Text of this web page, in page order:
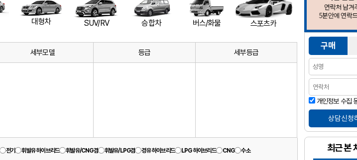
구매
개인정보 수집
최근 본
대형차 SUV/RV 승합차 버스/화물 스포츠카
세부모델 등급 세부등급
전기 휘발유 하이브리드 휘발유/CNG겸 휘발유/LPG겸 경유 하이브리드 LPG 하이브리드 CNG 수소